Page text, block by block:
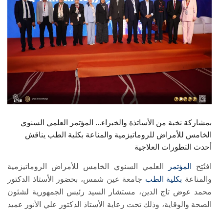
الخريجين
الموظفون
الزائـرون
سجل الان
بمشاركة نخبة من الأساتذة والخبراء... المؤتمر العلمي السنوي
الخامس للأمراض للروماتيزمية والمناعة بكلية الطب يناقش
أحدث التطورات العلاجية
افتُتِح المؤتمر
العلمي السنوي الخامس للأمراض الروماتيزمية
والمناعة بكلية الطب جامعة عين شمس، بحضور الأستاذ الدكتور
محمد عوض تاج الدين، مستشار السيد رئيس الجمهورية لشئون
الصحة والوقاية، وذلك تحت رعاية الأستاذ الدكتور علي الأنور عميد